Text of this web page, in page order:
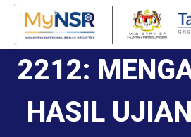
2212:
HASIL